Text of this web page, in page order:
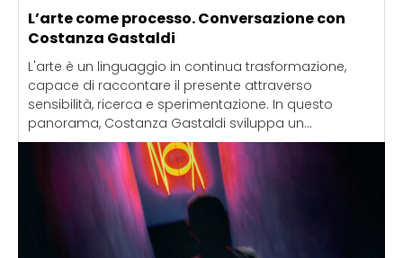
L’arte come processo. Conversazione con
Costanza Gastaldi
L'arte è un linguaggio in continua trasformazione,
capace di raccontare il presente attraverso
sensibilità, ricerca e sperimentazione. In questo
panorama, Costanza Gastaldi sviluppa un...